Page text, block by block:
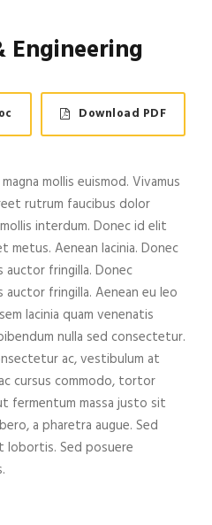
Engineering
Download PDF
mollis euismod. Vivamus
rutrum faucibus dolor
interdum. Donec id elit
Aenean lacinia. Donec
auctor fringilla. Donec
fringilla. Aenean eu leo
lacinia quam venenatis
nulla sed consectetur.
ac, vestibulum at
cursus commodo, tortor
fermentum massa justo sit
a pharetra augue. Sed
Sed posuere